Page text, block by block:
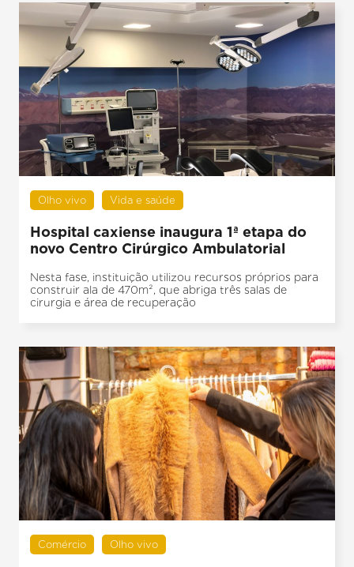
Olho vivo Vida e saúde
Hospital caxiense inaugura 1ª etapa do
novo Centro Cirúrgico Ambulatorial
Nesta fase, instituição utilizou recursos próprios para
construir ala de 470m², que abriga três salas de
cirurgia e área de recuperação
Comércio Olho vivo